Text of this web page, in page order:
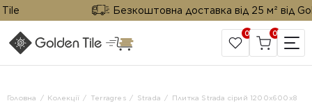
Безкоштовна доставка від 25 м² від
САЙТ КОМПАНІЇ
0 0
Головна Колекції Terragres Strada Плитка Strada сірий 1200х600х8